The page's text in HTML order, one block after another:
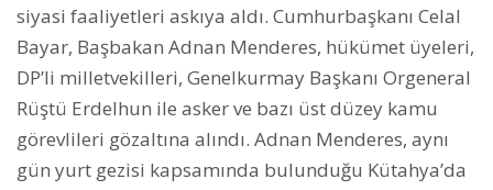
siyasi faaliyetleri askıya aldı. Cumhurbaşkanı Celal
Bayar, Başbakan Adnan Menderes, hükümet üyeleri,
DP’li milletvekilleri, Genelkurmay Başkanı Orgeneral
Rüştü Erdelhun ile asker ve bazı üst düzey kamu
görevlileri gözaltına alındı. Adnan Menderes, aynı
gün yurt gezisi kapsamında bulunduğu Kütahya’da